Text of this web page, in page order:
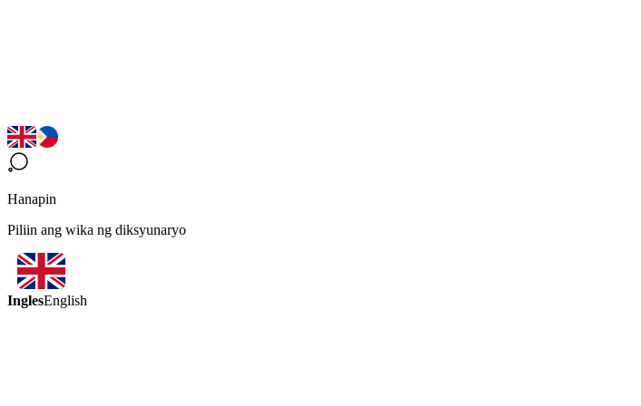
Hanapin
Piliin ang wika ng diksyunaryo
InglesEnglish